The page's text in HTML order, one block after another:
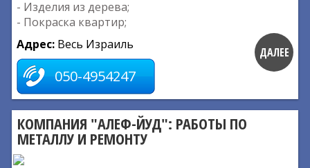
- Изделия из дерева;
- Покраска квартир;
Адрес: Весь Израиль
050-4954247
ДАЛЕЕ
КОМПАНИЯ "АЛЕФ-ЙУД": РАБОТЫ ПО
МЕТАЛЛУ И РЕМОНТУ